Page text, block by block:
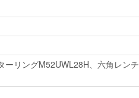
ーリングM52UWL28H、六角レン